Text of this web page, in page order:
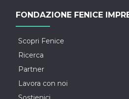
FONDAZIONE FENICE
Scopri Fenice
Ricerca
Partner
Lavora con noi